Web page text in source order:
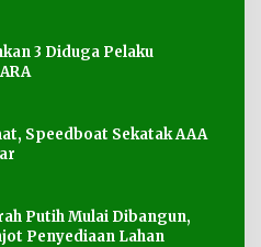
3 Diduga Pelaku
Speedboat Sekatak AAA
Putih Mulai Dibangun,
Penyediaan Lahan